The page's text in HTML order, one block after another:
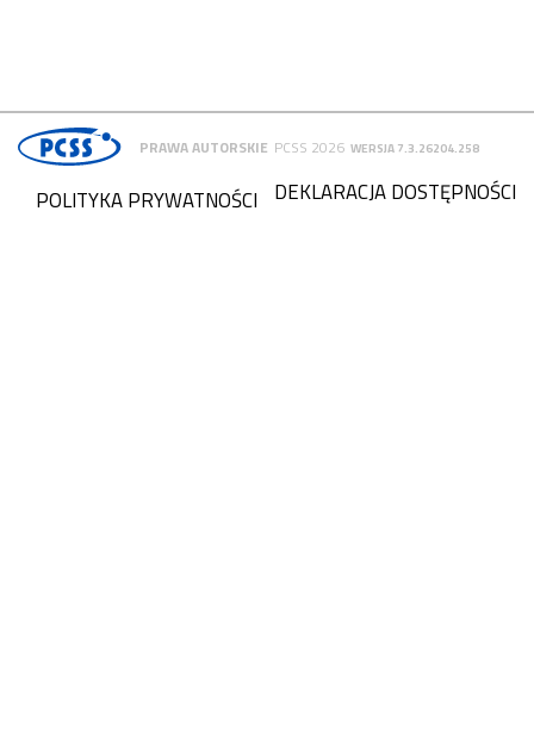
PRAWA AUTORSKIE PCSS 2026 WERSJA 7.3.26204.258
DEKLARACJA DOSTĘPNOŚCI
POLITYKA PRYWATNOŚCI